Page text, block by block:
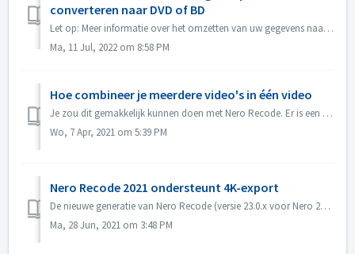
converteren naar DVD of BD
Let op: Meer informatie over het omzetten van uw gegevens naar een externe harde schijf vindt u op de volgende link: Gegevens omzetten naar een externe hard...
Ma, 11 Jul, 2022 om 8:58 PM
Hoe combineer je meerdere video's in één video
Je zou dit gemakkelijk kunnen doen met Nero Recode. Er is een optie 'Combineer video's in één bestand'. Selecteer deze optie en alle video's...
Wo, 7 Apr, 2021 om 5:39 PM
Nero Recode 2021 ondersteunt 4K-export
De nieuwe generatie van Nero Recode (versie 23.0.x voor Nero 2021 Permanente licentie, en 23.5.x voor Nero Abonnementslicentie) ondersteunt het exporteren n...
Ma, 28 Jun, 2021 om 3:48 PM